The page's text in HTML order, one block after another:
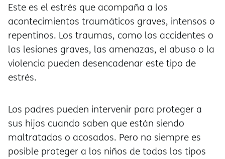
Este es el estrés que acompaña a los
acontecimientos traumáticos graves, intensos o
repentinos. Los traumas, como los accidentes o
las lesiones graves, las amenazas, el abuso o la
violencia pueden desencadenar este tipo de
estrés.
Los padres pueden intervenir para proteger a
sus hijos cuando saben que están siendo
maltratados o acosados. Pero no siempre es
posible proteger a los niños de todos los tipos